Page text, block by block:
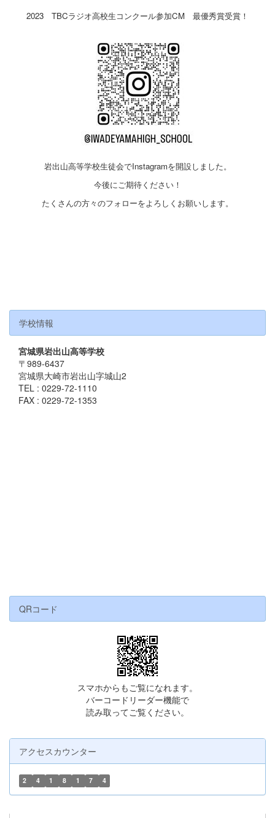
2023 TBCラジオ高校生コンクール参加CM 最優秀賞受賞！
岩出山高等学校生徒会でInstagramを開設しました。
今後にご期待ください！
たくさんの方々のフォローをよろしくお願いします。
学校情報
宮城県岩出山高等学校
〒989-6437
宮城県大崎市岩出山字城山2
TEL : 0229-72-1110
FAX : 0229-72-1353
QRコード
スマホからもご覧になれます。
バーコードリーダー機能で
読み取ってご覧ください。
アクセスカウンター
2 4 1 8 1 7 4